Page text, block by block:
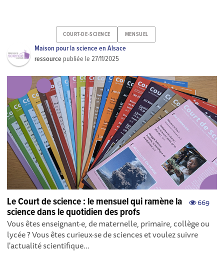
COURT-DE-SCIENCE MENSUEL
Maison pour la science en Alsace
ressource publiée le27/11/2025
669
Le Court de science : le mensuel qui ramène la
science dans le quotidien des profs
Vous êtes enseignant·e, de maternelle, primaire, collège ou
lycée ? Vous êtes curieux·se de sciences et voulez suivre
l'actualité scientifique...